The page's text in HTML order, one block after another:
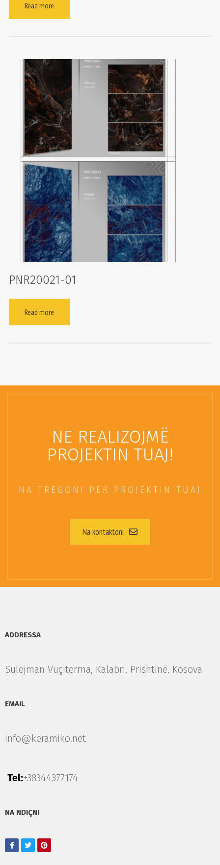
Read more
PNR20021-01
Read more
NE REALIZOJMË
PROJEKTIN TUAJ!
NA TREGONI PËR PROJEKTIN TUAJ
Na kontaktoni
ADDRESSA
Sulejman Vuçiterrna, Kalabri, Prishtinë, Kosova
EMAIL
info@keramiko.net
Tel:+38344377174
NA NDIÇNI